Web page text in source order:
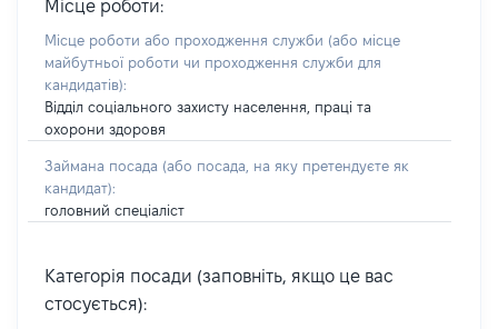
Місце роботи:
Місце роботи або проходження служби (або місце
майбутньої роботи чи проходження служби для
кандидатів):
Відділ соціального захисту населення, праці та
охорони здоровя
Займана посада (або посада, на яку претендуєте як
кандидат):
головний спеціаліст
Категорія посади (заповніть, якщо це вас
стосується):